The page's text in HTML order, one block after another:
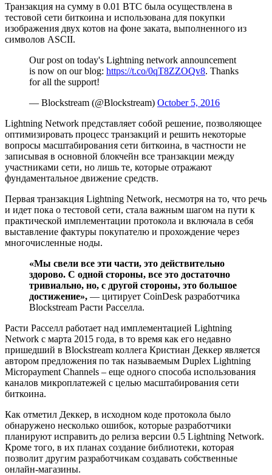
Транзакция на сумму в 0.01 BTC была осуществлена в
тестовой сети биткоина и использована для покупки
изображения двух котов на фоне заката, выполненного из
символов ASCII.
Our post on today's Lightning network announcement
is now on our blog: https://t.co/0qT8ZZOQv8. Thanks
for all the support!
— Blockstream (@Blockstream) October 5, 2016
Lightning Network представляет собой решение, позволяющее
оптимизировать процесс транзакций и решить некоторые
вопросы масштабирования сети биткоина, в частности не
записывая в основной блокчейн все транзакции между
участниками сети, но лишь те, которые отражают
фундаментальное движение средств.
Первая транзакция Lightning Network, несмотря на то, что речь
и идет пока о тестовой сети, стала важным шагом на пути к
практической имплементации протокола и включала в себя
выставление фактуры покупателю и прохождение через
многочисленные ноды.
«Мы свели все эти части, это действительно
здорово. С одной стороны, все это достаточно
тривиально, но, с другой стороны, это большое
достижение», — цитирует CoinDesk разработчика
Blockstream Расти Расселла.
Расти Расселл работает над имплементацией Lightning
Network с марта 2015 года, в то время как его недавно
пришедший в Blockstream коллега Кристиан Деккер является
автором предложения по так называемым Duplex Lightning
Micropayment Channels – еще одного способа использования
каналов микроплатежей с целью масштабирования сети
биткоина.
Как отметил Деккер, в исходном коде протокола было
обнаружено несколько ошибок, которые разработчики
планируют исправить до релиза версии 0.5 Lightning Network.
Кроме того, в их планах создание библиотеки, которая
позволит другим разработчикам создавать собственные
онлайн-магазины.